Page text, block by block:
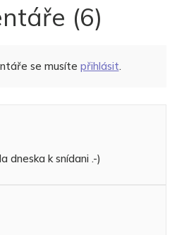
(6)
se musíte přihlásit.
dneska k snídani .-)